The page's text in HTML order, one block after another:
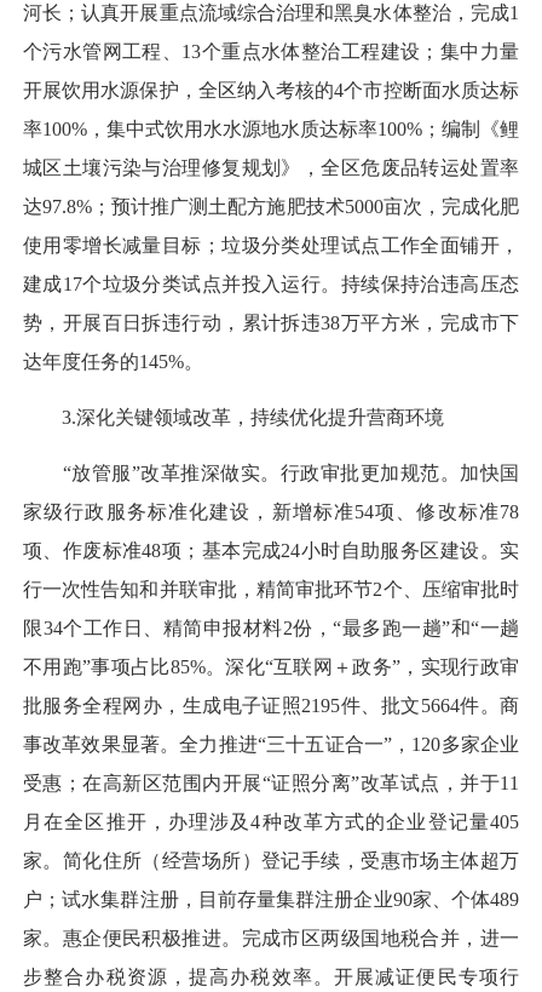
河长；认真开展重点流域综合治理和黑臭水体整治，完成1
个污水管网工程、13个重点水体整治工程建设；集中力量
开展饮用水源保护，全区纳入考核的4个市控断面水质达标
率100%，集中式饮用水水源地水质达标率100%；编制《鲤
城区土壤污染与治理修复规划》，全区危废品转运处置率
达97.8%；预计推广测土配方施肥技术5000亩次，完成化肥
使用零增长减量目标；垃圾分类处理试点工作全面铺开，
建成17个垃圾分类试点并投入运行。持续保持治违高压态
势，开展百日拆违行动，累计拆违38万平方米，完成市下
达年度任务的145%。
3.深化关键领域改革，持续优化提升营商环境
“放管服”改革推深做实。行政审批更加规范。加快国
家级行政服务标准化建设，新增标准54项、修改标准78
项、作废标准48项；基本完成24小时自助服务区建设。实
行一次性告知和并联审批，精简审批环节2个、压缩审批时
限34个工作日、精简申报材料2份，“最多跑一趟”和“一趟
不用跑”事项占比85%。深化“互联网＋政务”，实现行政审
批服务全程网办，生成电子证照2195件、批文5664件。商
事改革效果显著。全力推进“三十五证合一”，120多家企业
受惠；在高新区范围内开展“证照分离”改革试点，并于11
月在全区推开，办理涉及4种改革方式的企业登记量405
家。简化住所（经营场所）登记手续，受惠市场主体超万
户；试水集群注册，目前存量集群注册企业90家、个体489
家。惠企便民积极推进。完成市区两级国地税合并，进一
步整合办税资源，提高办税效率。开展减证便民专项行